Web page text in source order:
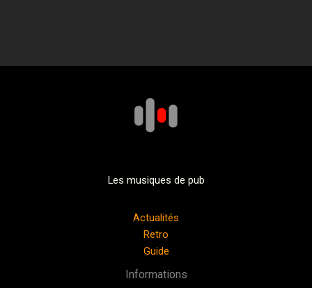
Les musiques de pub
Actualités
Retro
Guide
Informations